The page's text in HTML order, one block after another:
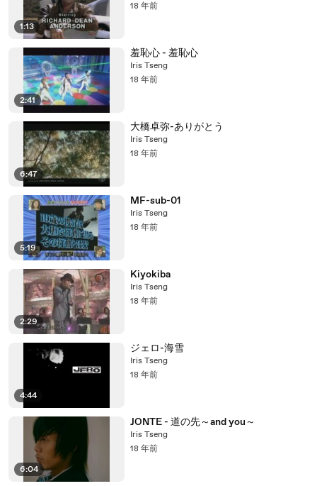
1:13
18 年前
2:41
羞恥心 - 羞恥心
Iris Tseng
18 年前
6:47
大橋卓弥-ありがとう
Iris Tseng
18 年前
5:19
MF-sub-01
Iris Tseng
18 年前
2:29
Kiyokiba
Iris Tseng
18 年前
4:44
ジェロ-海雪
Iris Tseng
18 年前
6:04
JONTE - 道の先～and you～
Iris Tseng
18 年前